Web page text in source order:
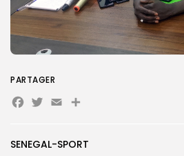
Search
for:
SENEGAL-SPORT
PARTAGER
Facebook
Twitter
EmailPartager